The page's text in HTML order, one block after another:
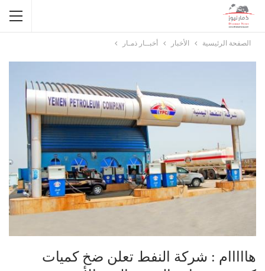
الصفحة الرئيسية الأخبار أخبــار ذمـار
هااااام : شركة النفط تعلن ضخ كميات